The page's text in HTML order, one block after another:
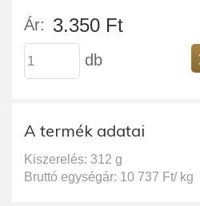
Ár: 3.350 Ft
db
A termék adatai
Kiszerelés: 312 g
Bruttó egységár: 10 737 Ft/ kg